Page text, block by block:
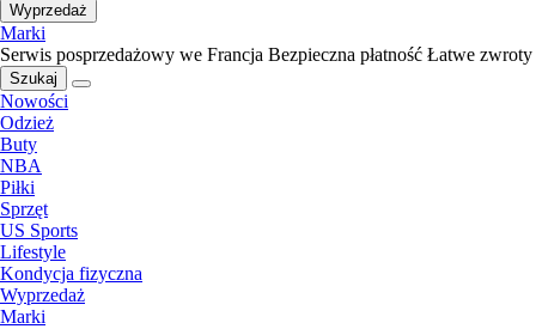
Wyprzedaż
Marki
Serwis posprzedażowy we Francja Bezpieczna płatność Łatwe zwroty
Szukaj
Nowości
Odzież
Buty
NBA
Piłki
Sprzęt
US Sports
Lifestyle
Kondycja fizyczna
Wyprzedaż
Marki